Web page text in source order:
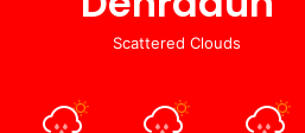
Scattered Clouds